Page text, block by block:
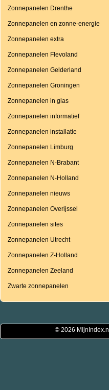
Zonnepanelen Drenthe
Zonnepanelen en zonne-energie
Zonnepanelen extra
Zonnepanelen Flevoland
Zonnepanelen Gelderland
Zonnepanelen Groningen
Zonnepanelen in glas
Zonnepanelen informatief
Zonnepanelen installatie
Zonnepanelen Limburg
Zonnepanelen N-Brabant
Zonnepanelen N-Holland
Zonnepanelen nieuws
Zonnepanelen Overijssel
Zonnepanelen sites
Zonnepanelen Utrecht
Zonnepanelen Z-Holland
Zonnepanelen Zeeland
Zwarte zonnepanelen
© 2026 MijnIndex.nl